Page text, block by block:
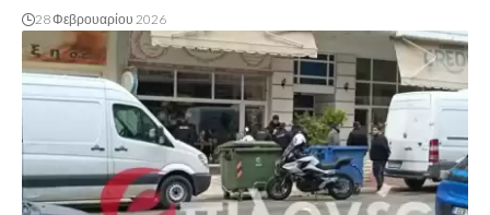
28 Φεβρουαρίου 2026